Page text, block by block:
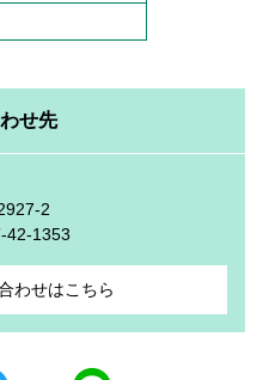
せ先
2
42-1353
わせはこちら